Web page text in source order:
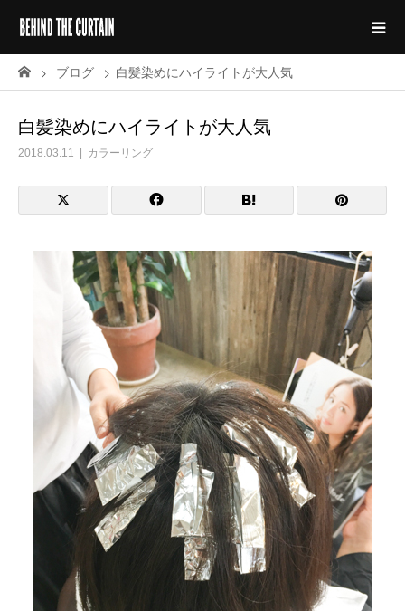
ブログ 白髪染めにハイライトが大人気
白髪染めにハイライトが大人気
2018.03.11 カラーリング